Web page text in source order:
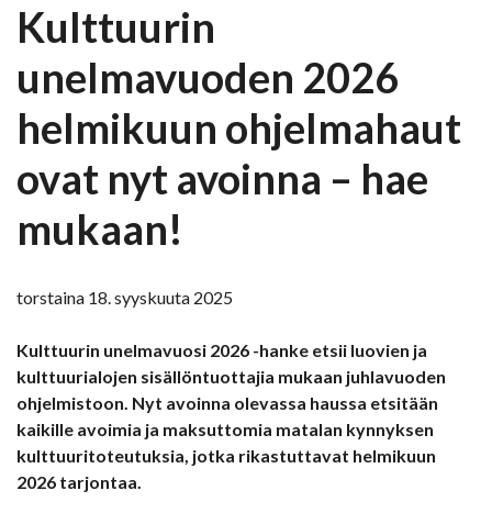
Kulttuurin
unelmavuoden 2026
helmikuun ohjelmahaut
ovat nyt avoinna – hae
mukaan!
torstaina 18. syyskuuta 2025
Kulttuurin unelmavuosi 2026 -hanke etsii luovien ja
kulttuurialojen sisällöntuottajia mukaan juhlavuoden
ohjelmistoon. Nyt avoinna olevassa haussa etsitään
kaikille avoimia ja maksuttomia matalan kynnyksen
kulttuuritoteutuksia, jotka rikastuttavat helmikuun
2026 tarjontaa.